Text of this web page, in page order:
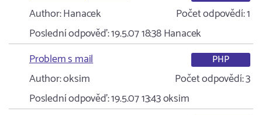
Author:Hanacek Počet odpovědí:1
Poslední odpověď:19.5.07 18:38Hanacek
Problem s mail
PHP
Author:oksim Počet odpovědí:3
Poslední odpověď:19.5.07 13:43oksim